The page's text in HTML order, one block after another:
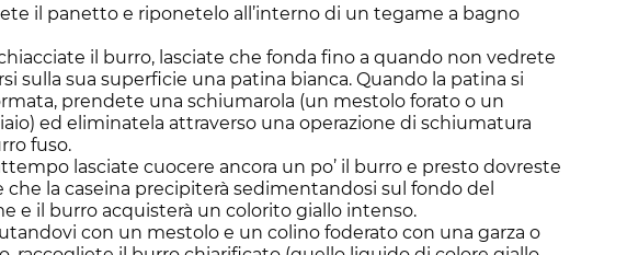
il panetto e riponetelo all’interno di un tegame a bagno
il burro, lasciate che fonda fino a quando non vedrete
sulla sua superficie una patina bianca. Quando la patina si
prendete una schiumarola (un mestolo forato o un
ed eliminatela attraverso una operazione di schiumatura
fuso.
lasciate cuocere ancora un po’ il burro e presto dovreste
che la caseina precipiterà sedimentandosi sul fondo del
e il burro acquisterà un colorito giallo intenso.
con un mestolo e un colino foderato con una garza o